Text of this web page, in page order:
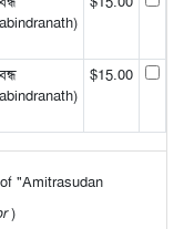
$15.00
"Amitrasudan
)